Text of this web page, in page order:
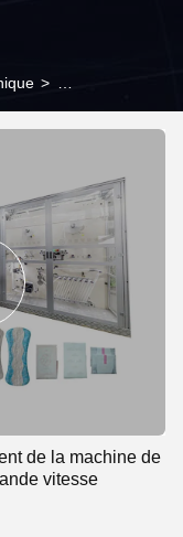
>
vitesse
de la machine de
vitesse